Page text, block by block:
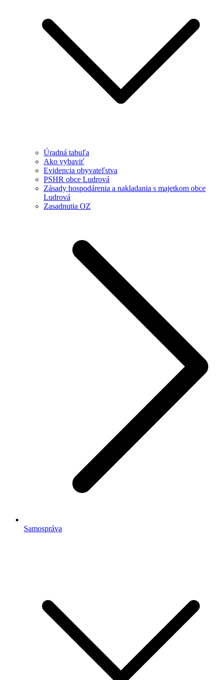
Úradná tabuľa
Ako vybaviť
Evidencia obyvateľstva
PSHR obce Ludrová
Zásady hospodárenia a nakladania s majetkom obce
Ludrová
Zasadnutia OZ
Samospráva